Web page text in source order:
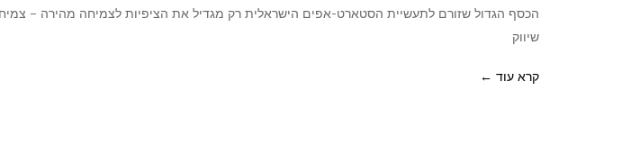
הכסף הגדול שזורם לתעשיית הסטארט-אפים הישראלית רק מגדיל את הציפיות לצמיחה מהירה –
שיווק
קרא עוד ←